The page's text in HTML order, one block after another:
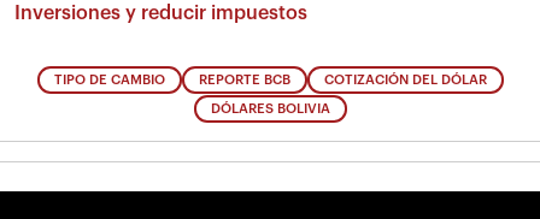
Inversiones y reducir impuestos
TIPO DE CAMBIO REPORTE BCB COTIZACIÓN DEL DÓLAR
DÓLARES BOLIVIA